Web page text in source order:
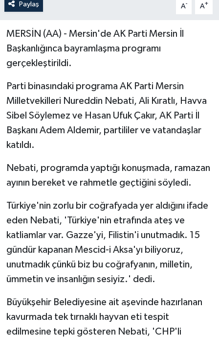
Paylaş A- A+
MERSİN (AA) - Mersin'de AK Parti Mersin İl
Başkanlığınca bayramlaşma programı
gerçekleştirildi.
Parti binasındaki programa AK Parti Mersin
Milletvekilleri Nureddin Nebati, Ali Kıratlı, Havva
Sibel Söylemez ve Hasan Ufuk Çakır, AK Parti İl
Başkanı Adem Aldemir, partililer ve vatandaşlar
katıldı.
Nebati, programda yaptığı konuşmada, ramazan
ayının bereket ve rahmetle geçtiğini söyledi.
Türkiye'nin zorlu bir coğrafyada yer aldığını ifade
eden Nebati, 'Türkiye'nin etrafında ateş ve
katliamlar var. Gazze'yi, Filistin'i unutmadık. 15
gündür kapanan Mescid-i Aksa'yı biliyoruz,
unutmadık çünkü biz bu coğrafyanın, milletin,
ümmetin ve insanlığın sesiyiz.' dedi.
Büyükşehir Belediyesine ait aşevinde hazırlanan
kavurmada tek tırnaklı hayvan eti tespit
edilmesine tepki gösteren Nebati, 'CHP'li